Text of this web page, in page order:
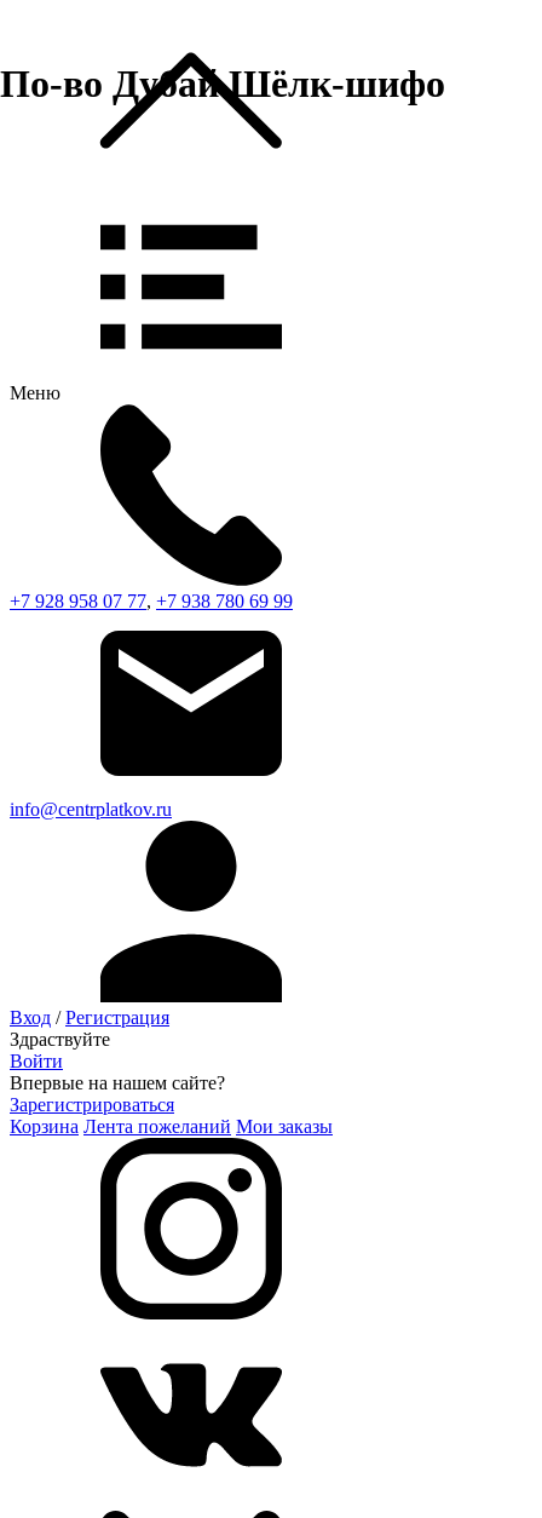
Меню
+7 928 958 07 77, +7 938 780 69 99
info@centrplatkov.ru
Вход /Регистрация
Здраствуйте
Войти
Впервые на нашем сайте?
Зарегистрироваться
Корзина Лента пожеланий Мои заказы
По-во Дубай Шёлк-шифо